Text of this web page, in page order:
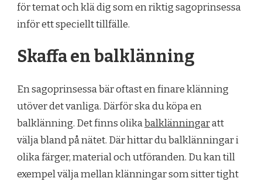
för temat och klä dig som en riktig sagoprinsessa
inför ett speciellt tillfälle.
Skaffa en balklänning
En sagoprinsessa bär oftast en finare klänning
utöver det vanliga. Därför ska du köpa en
balklänning. Det finns olikabalklänningaratt
välja bland på nätet. Där hittar du balklänningar i
olika färger, material och utföranden. Du kan till
exempel välja mellan klänningar som sitter tight